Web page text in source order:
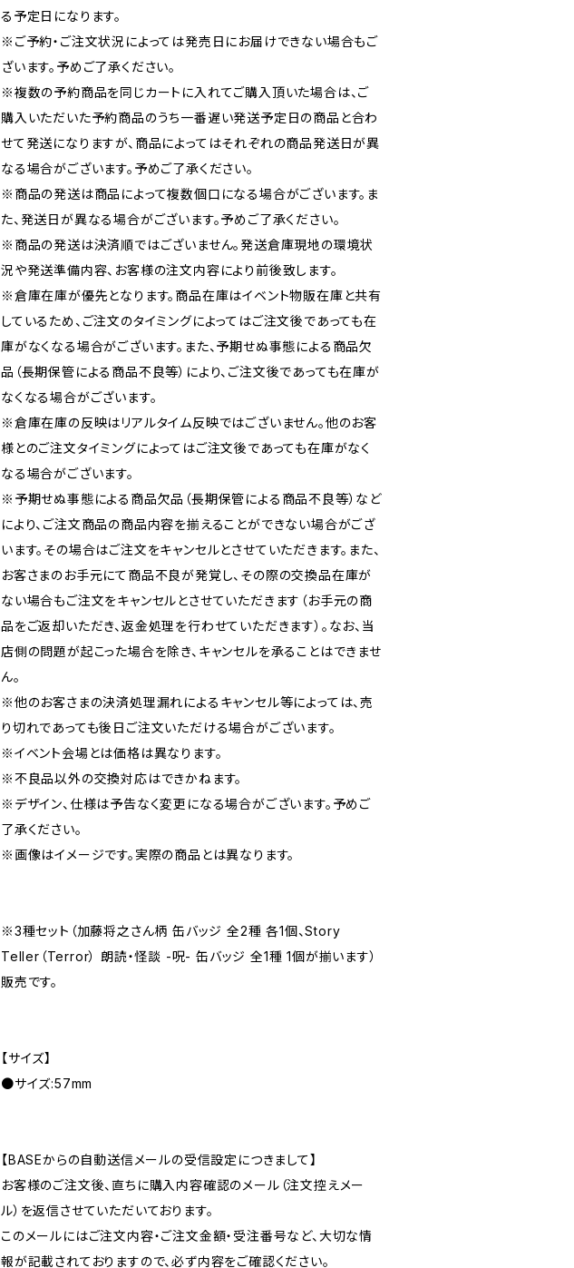
る予定日になります。
※ご予約・ご注文状況によっては発売日にお届けできない場合もご
ざいます。予めご了承ください。
※複数の予約商品を同じカートに入れてご購入頂いた場合は、ご
購入いただいた予約商品のうち一番遅い発送予定日の商品と合わ
せて発送になりますが、商品によってはそれぞれの商品発送日が異
なる場合がございます。予めご了承ください。
※商品の発送は商品によって複数個口になる場合がございます。ま
た、発送日が異なる場合がございます。予めご了承ください。
※商品の発送は決済順ではございません。発送倉庫現地の環境状
況や発送準備内容、お客様の注文内容により前後致します。
※倉庫在庫が優先となります。商品在庫はイベント物販在庫と共有
しているため、ご注文のタイミングによってはご注文後であっても在
庫がなくなる場合がございます。また、予期せぬ事態による商品欠
品（長期保管による商品不良等）により、ご注文後であっても在庫が
なくなる場合がございます。
※倉庫在庫の反映はリアルタイム反映ではございません。他のお客
様とのご注文タイミングによってはご注文後であっても在庫がなく
なる場合がございます。
※予期せぬ事態による商品欠品（長期保管による商品不良等）など
により、ご注文商品の商品内容を揃えることができない場合がござ
います。その場合はご注文をキャンセルとさせていただきます。また、
お客さまのお手元にて商品不良が発覚し、その際の交換品在庫が
ない場合もご注文をキャンセルとさせていただきます（お手元の商
品をご返却いただき、返金処理を行わせていただきます）。なお、当
店側の問題が起こった場合を除き、キャンセルを承ることはできませ
ん。
※他のお客さまの決済処理漏れによるキャンセル等によっては、売
り切れであっても後日ご注文いただける場合がございます。
※イベント会場とは価格は異なります。
※不良品以外の交換対応はできかねます。
※デザイン、仕様は予告なく変更になる場合がございます。予めご
了承ください。
※画像はイメージです。実際の商品とは異なります。
※3種セット（加藤将之さん柄 缶バッジ 全2種 各1個、Story
Teller（Terror） 朗読・怪談 -呪- 缶バッジ 全1種 1個が揃います）
販売です。
【サイズ】
●サイズ:57mm
【BASEからの自動送信メールの受信設定につきまして】
お客様のご注文後、直ちに購入内容確認のメール（注文控えメー
ル）を返信させていただいております。
このメールにはご注文内容・ご注文金額・受注番号など、大切な情
報が記載されておりますので、必ず内容をご確認ください。